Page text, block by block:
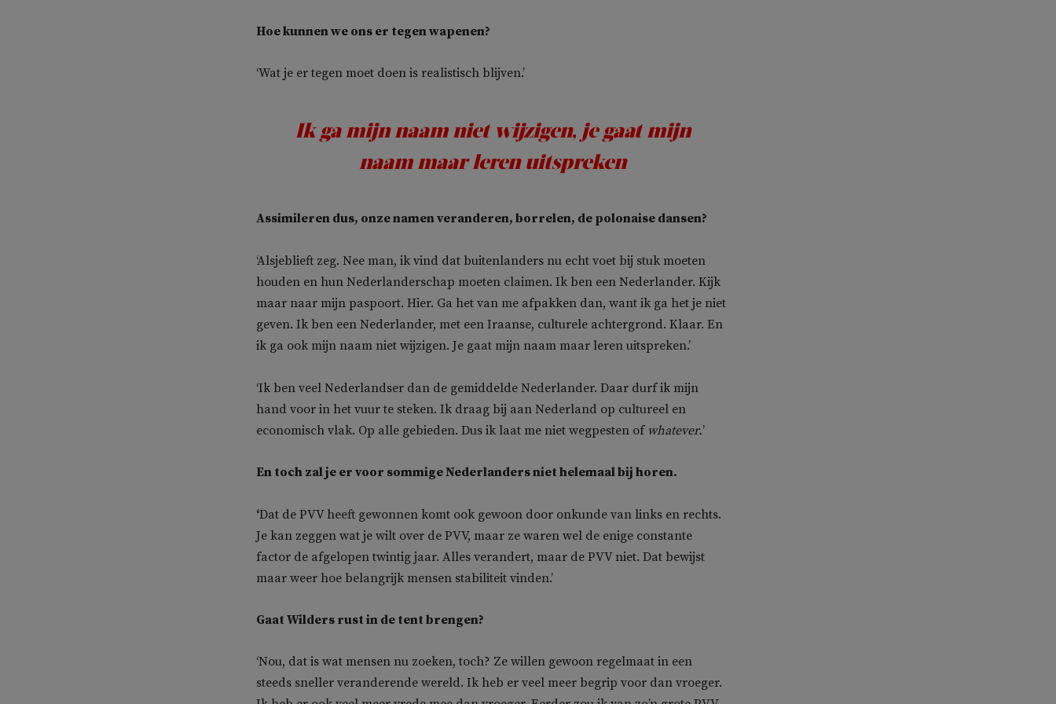
Hoe kunnen we ons er tegen wapenen?
‘Wat je er tegen moet doen is realistisch blijven.’
Ik ga mijn naam niet wijzigen, je gaat mijn
naam maar leren uitspreken
Assimileren dus, onze namen veranderen, borrelen, de polonaise dansen?
‘Alsjeblieft zeg. Nee man, ik vind dat buitenlanders nu echt voet bij stuk moeten
houden en hun Nederlanderschap moeten claimen. Ik ben een Nederlander. Kijk
maar naar mijn paspoort. Hier. Ga het van me afpakken dan, want ik ga het je niet
geven. Ik ben een Nederlander, met een Iraanse, culturele achtergrond. Klaar. En
ik ga ook mijn naam niet wijzigen. Je gaat mijn naam maar leren uitspreken.’
‘Ik ben veel Nederlandser dan de gemiddelde Nederlander. Daar durf ik mijn
hand voor in het vuur te steken. Ik draag bij aan Nederland op cultureel en
economisch vlak. Op alle gebieden. Dus ik laat me niet wegpesten of whatever.’
En toch zal je er voor sommige Nederlanders niet helemaal bij horen.
‘Dat de PVV heeft gewonnen komt ook gewoon door onkunde van links en rechts.
Je kan zeggen wat je wilt over de PVV, maar ze waren wel de enige constante
factor de afgelopen twintig jaar. Alles verandert, maar de PVV niet. Dat bewijst
maar weer hoe belangrijk mensen stabiliteit vinden.’
Gaat Wilders rust in de tent brengen?
‘Nou, dat is wat mensen nu zoeken, toch? Ze willen gewoon regelmaat in een
steeds sneller veranderende wereld. Ik heb er veel meer begrip voor dan vroeger.